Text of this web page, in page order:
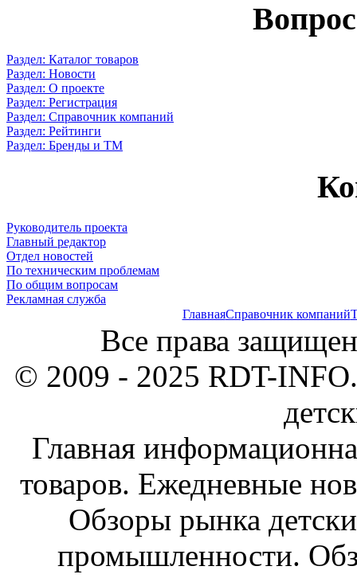
Раздел: Каталог товаров
Раздел: Новости
Раздел: О проекте
Раздел: Регистрация
Раздел: Справочник компаний
Раздел: Рейтинги
Раздел: Бренды и ТМ
Руководитель проекта
Главный редактор
Отдел новостей
По техническим проблемам
По общим вопросам
Рекламная служба
ГлавнаяСправочник компаний
Все права
© 2009 - 2025 RDT-
Главная
товаров. Ежедневные
Обзоры рынка
промышленности.